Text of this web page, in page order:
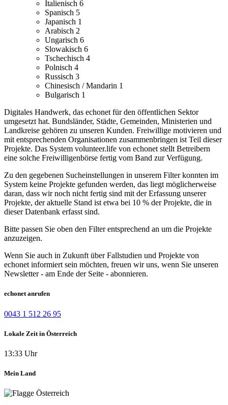
Italienisch 6
Spanisch 5
Japanisch 1
Arabisch 2
Ungarisch 6
Slowakisch 6
Tschechisch 4
Polnisch 4
Russisch 3
Chinesisch / Mandarin 1
Bulgarisch 1
Digitales Handwerk, das echonet für den öffentlichen Sektor
umgesetzt hat. Bundsländer, Städte, Gemeinden, Ministerien und
Landkreise gehören zu unseren Kunden. Freiwillige motivieren und
mit entsprechenden Organisationen zusammenbringen ist Teil dieser
Projekte. Das System volunteer.life von echonet stellt Betreibern
eine solche Freiwilligenbörse fertig vom Band zur Verfügung.
Zu den gegebenen Sucheinstellungen in unserem Filter konnten im
System keine Projekte gefunden werden, das liegt möglicherweise
daran, dass wir noch nicht fertig sind mit der Erfassung unserer
Projekte, der aktuelle Stand ist etwa bei 10 % der Projekte, die in
dieser Datenbank erfasst sind.
Bitte passen Sie oben den Filter entsprechend an um die Projekte
anzuzeigen.
Wenn Sie auch in Zukunft über Fallstudien und Projekte von
echonet informiert sein möchten, freuen wir uns, wenn Sie unseren
Newsletter - am Ende der Seite - abonnieren.
echonet anrufen
0043 1 512 26 95
Lokale Zeit in Österreich
13:33 Uhr
Mein Land